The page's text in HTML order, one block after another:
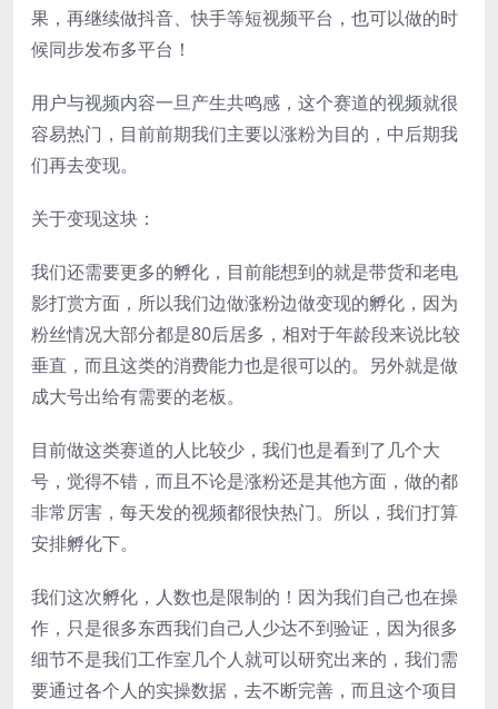
果，再继续做抖音、快手等短视频平台，也可以做的时
候同步发布多平台！
用户与视频内容一旦产生共鸣感，这个赛道的视频就很
容易热门，目前前期我们主要以涨粉为目的，中后期我
们再去变现。
关于变现这块：
我们还需要更多的孵化，目前能想到的就是带货和老电
影打赏方面，所以我们边做涨粉边做变现的孵化，因为
粉丝情况大部分都是80后居多，相对于年龄段来说比较
垂直，而且这类的消费能力也是很可以的。另外就是做
成大号出给有需要的老板。
目前做这类赛道的人比较少，我们也是看到了几个大
号，觉得不错，而且不论是涨粉还是其他方面，做的都
非常厉害，每天发的视频都很快热门。所以，我们打算
安排孵化下。
我们这次孵化，人数也是限制的！因为我们自己也在操
作，只是很多东西我们自己人少达不到验证，因为很多
细节不是我们工作室几个人就可以研究出来的，我们需
要通过各个人的实操数据，去不断完善，而且这个项目